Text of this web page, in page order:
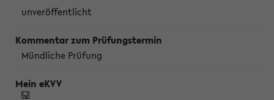
unveröffentlicht
Mündliche Prüfung